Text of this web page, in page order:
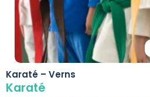
Karaté – Verns
Karaté